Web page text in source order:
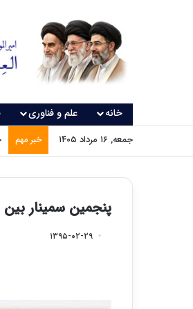
خانه علم و فناوری
جمعه, ۱۶ مرداد ۱۴۰۵ خبر مهم
پنجمین سمینار
۱۳۹۵-۰۲-۲۹